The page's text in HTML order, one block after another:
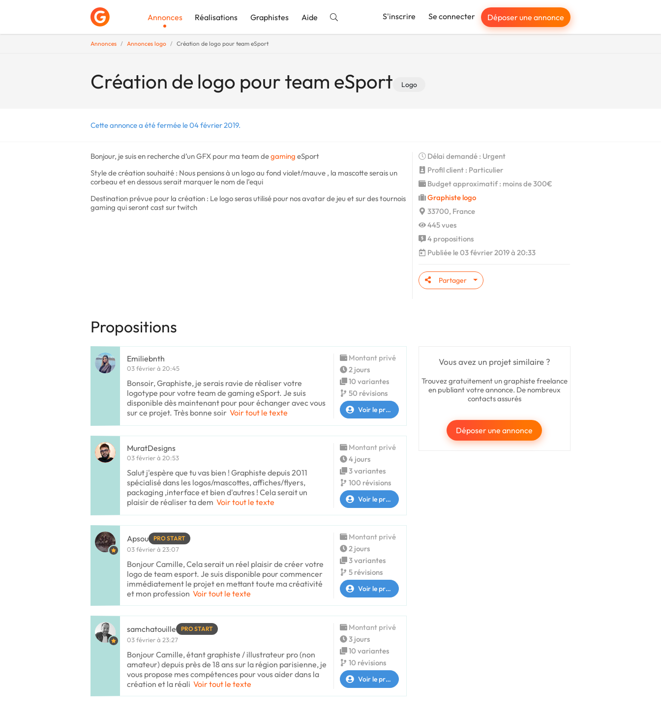
Annonces Réalisations Graphistes Aide S'inscrire Se connecter Déposer une annonce
Annonces Annonces logo Création de logo pour team eSport
Création de logo pour team eSport Logo
Cette annonce a été fermée le 04 février 2019.
Bonjour, je suis en recherche d’un GFX pour ma team degaming eSport
Style de création souhaité : Nous pensions à un logo au fond violet/mauve , la mascotte serais un
corbeau et en dessous serait marquer le nom de l’equi
Destination prévue pour la création : Le logo seras utilisé pour nos avatar de jeu et sur des tournois
gaming qui seront cast sur twitch
Délai demandé : Urgent
Profil client : Particulier
Budget approximatif : moins de 300€
Graphiste logo
33700, France
445 vues
4 propositions
Publiée le 03 février 2019 à 20:33
Partager
Propositions
Vous avez un projet similaire ?
Trouvez gratuitement un graphiste freelance
en publiant votre annonce. De nombreux
contacts assurés
Déposer une annonce
Emiliebnth
03 février à 20:45
Bonsoir, Graphiste, je serais ravie de réaliser votre
logotype pour votre team de gaming eSport. Je suis
disponible dès maintenant pour pour échanger avec vous
sur ce projet. Très bonne soir Voir tout le texte
Montant privé
2 jours
10 variantes
50 révisions
Voir le profil
MuratDesigns
03 février à 20:53
Salut j'espère que tu vas bien ! Graphiste depuis 2011
spécialisé dans les logos/mascottes, affiches/flyers,
packaging ,interface et bien d'autres ! Cela serait un
plaisir de réaliser ta dem Voir tout le texte
Montant privé
4 jours
3 variantes
100 révisions
Voir le profil
Apsou PRO START
03 février à 23:07
Bonjour Camille, Cela serait un réel plaisir de créer votre
logo de team esport. Je suis disponible pour commencer
immédiatement le projet en mettant toute ma créativité
et mon profession Voir tout le texte
Montant privé
2 jours
3 variantes
5 révisions
Voir le profil
samchatouille PRO START
03 février à 23:27
Bonjour Camille, étant graphiste / illustrateur pro (non
amateur) depuis près de 18 ans sur la région parisienne, je
vous propose mes compétences pour vous aider dans la
création et la réali Voir tout le texte
Montant privé
3 jours
10 variantes
10 révisions
Voir le profil